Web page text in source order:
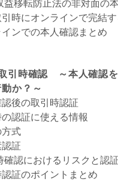
益移転防止法の非対面の
時にオンラインで完結
ンでの本人確認まとめ
時確認 ～本人確認を
か？～
後の取引時認証
認証に使える情報
式
証
確認におけるリスクと認
証のポイントまとめ